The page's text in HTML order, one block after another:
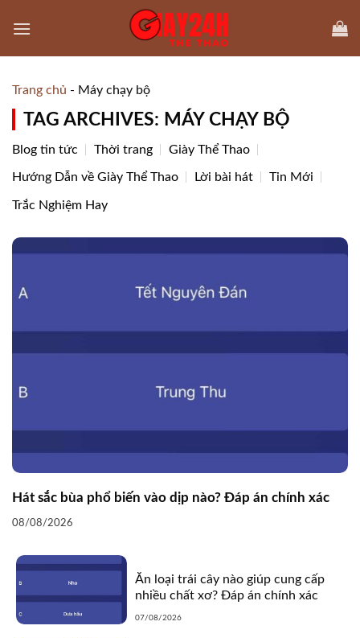
Trang chủ - Máy chạy bộ
TAG ARCHIVES: MÁY CHẠY BỘ
Blog tin tức Thời trang Giày Thể Thao
Hướng Dẫn về Giày Thể Thao Lời bài hát Tin Mới
Trắc Nghiệm Hay
Hát sắc bùa phổ biến vào dịp nào? Đáp án chính xác
08/08/2026
Ăn loại trái cây nào giúp cung cấp
nhiều chất xơ? Đáp án chính xác
07/08/2026